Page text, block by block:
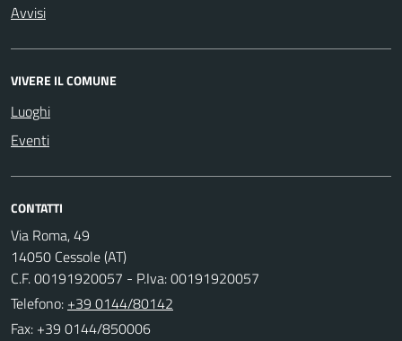
Avvisi
VIVERE IL COMUNE
Luoghi
Eventi
CONTATTI
Via Roma, 49
14050 Cessole (AT)
C.F. 00191920057 - P.Iva: 00191920057
Telefono: +39 0144/80142
Fax: +39 0144/850006